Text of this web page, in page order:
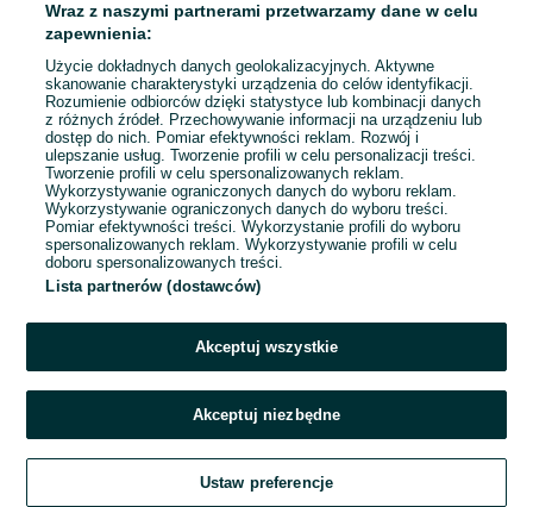
To ogłoszenie nie jest już dostępne
Przejdź na stronę główną
Wraz z naszymi partnerami przetwarzamy dane w celu
zapewnienia:
Użycie dokładnych danych geolokalizacyjnych. Aktywne
skanowanie charakterystyki urządzenia do celów identyfikacji.
Rozumienie odbiorców dzięki statystyce lub kombinacji danych
z różnych źródeł. Przechowywanie informacji na urządzeniu lub
dostęp do nich. Pomiar efektywności reklam. Rozwój i
ulepszanie usług. Tworzenie profili w celu personalizacji treści.
Tworzenie profili w celu spersonalizowanych reklam.
Wykorzystywanie ograniczonych danych do wyboru reklam.
Wykorzystywanie ograniczonych danych do wyboru treści.
Pomiar efektywności treści. Wykorzystanie profili do wyboru
spersonalizowanych reklam. Wykorzystywanie profili w celu
doboru spersonalizowanych treści.
Lista partnerów (dostawców)
Akceptuj wszystkie
Akceptuj niezbędne
Ustaw preferencje